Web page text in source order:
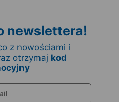
newslettera!
z nowościami i
otrzymaj kod